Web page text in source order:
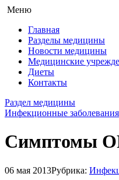
Меню
Главная
Разделы медицины
Новости медицины
Медицинские
Диеты
Контакты
Раздел медицины
Инфекционные заболевания
Симптомы
06 мая 2013Рубрика: